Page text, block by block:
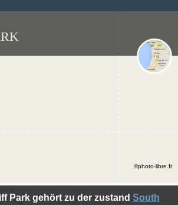
Park gehört zu der zustand South
©photo-libre.fr